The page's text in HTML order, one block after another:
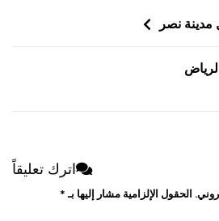
مدينة نصر
اترك تعليقاً
الحقول الإلزامية مشار إليها بـ*